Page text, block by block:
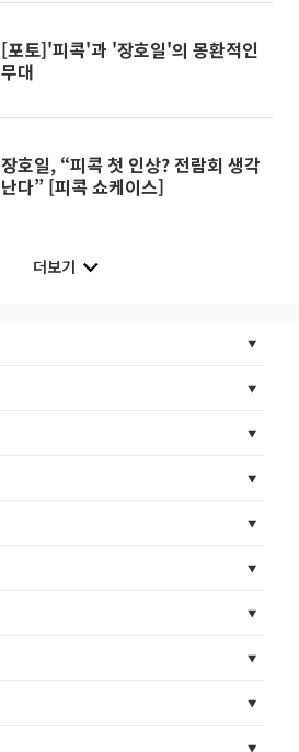
[포토]'피콕'과 '장호일'의 몽환적인
무대
장호일, “피콕 첫 인상? 전람회 생각
난다” [피콕 쇼케이스]
더보기